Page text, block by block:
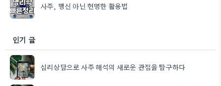
사주, 맹신 아닌 현명한 활용법
인기 글
심리상담으로 사주 해석의 새로운 관점을 탐구하다